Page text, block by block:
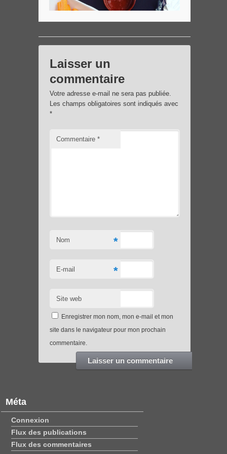
Laisser un
commentaire
Votre adresse e-mail ne sera pas publiée.
Les champs obligatoires sont indiqués avec
*
Commentaire *
Nom *
E-mail *
Site web
Enregistrer mon nom, mon e-mail et mon
site dans le navigateur pour mon prochain
commentaire.
Méta
Connexion
Flux des publications
Flux des commentaires